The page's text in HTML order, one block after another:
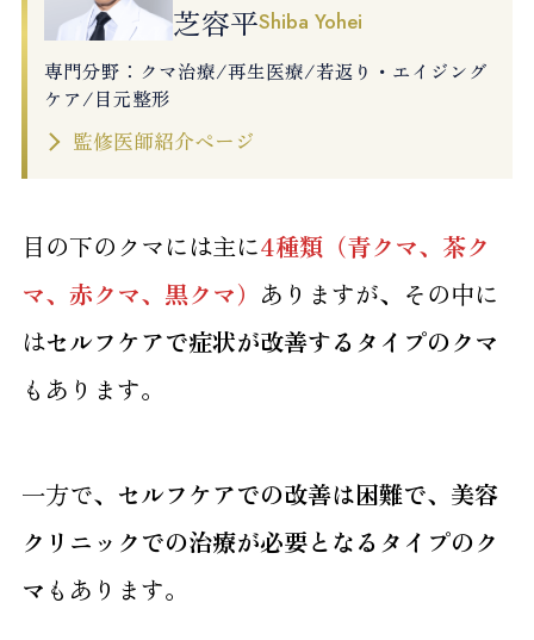
芝容平Shiba Yohei
専門分野：クマ治療/再生医療/若返り・エイジング
ケア/目元整形
監修医師紹介ページ
目の下のクマには主に4種類（青クマ、茶ク
マ、赤クマ、黒クマ） ありますが、その中に
はセルフケアで症状が改善するタイプのクマ
もあります。
一方で、 セルフケアでの改善は困難で、美容
クリニックでの治療が必要となるタイプのク
マ もあります。